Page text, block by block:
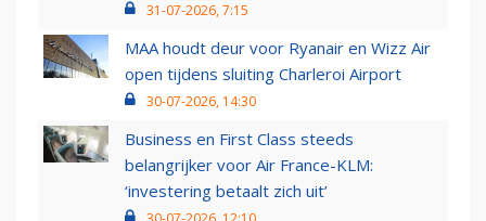
31-07-2026, 7:15
MAA houdt deur voor Ryanair en Wizz Air
open tijdens sluiting Charleroi Airport
30-07-2026, 14:30
Business en First Class steeds
belangrijker voor Air France-KLM:
‘investering betaalt zich uit’